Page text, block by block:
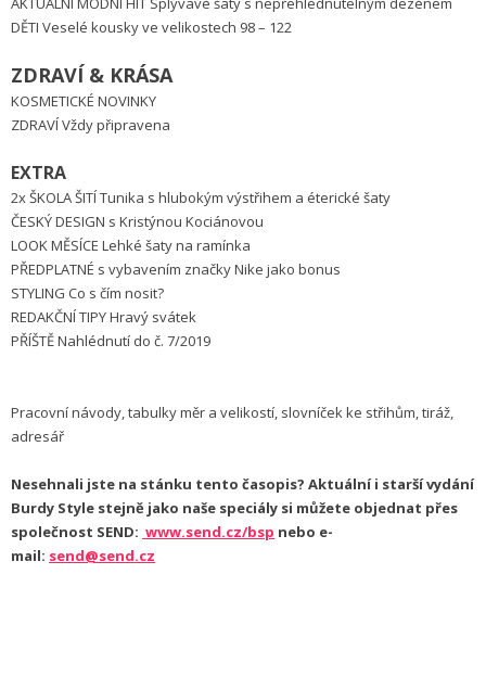
DĚTI Veselé kousky ve velikostech 98 – 122
ZDRAVÍ & KRÁSA
KOSMETICKÉ NOVINKY
ZDRAVÍ Vždy připravena
EXTRA
2x ŠKOLA ŠITÍ Tunika s hlubokým výstřihem a éterické šaty
ČESKÝ DESIGN s Kristýnou Kociánovou
LOOK MĚSÍCE Lehké šaty na ramínka
PŘEDPLATNÉ s vybavením značky Nike jako bonus
STYLING Co s čím nosit?
REDAKČNÍ TIPY Hravý svátek
PŘÍŠTĚ Nahlédnutí do č. 7/2019
Pracovní návody, tabulky měr a velikostí, slovníček ke střihům, tiráž,
adresář
Nesehnali jste na stánku tento časopis? Aktuální i starší vydání
Burdy Style stejně jako naše speciály si můžete objednat přes
společnost SEND: www.send.cz/bsp nebo e-
mail: send@send.cz